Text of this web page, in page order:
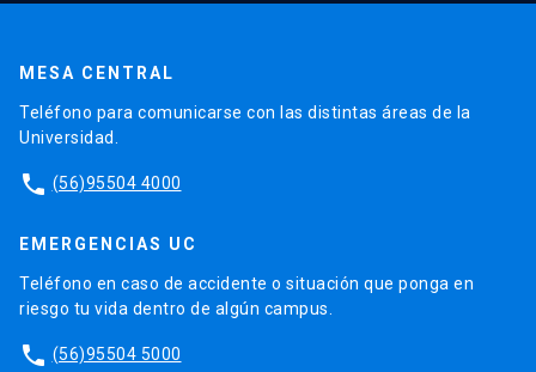
MESA CENTRAL
Teléfono para comunicarse con las distintas áreas de la
Universidad.
phone (56)95504 4000
EMERGENCIAS UC
Teléfono en caso de accidente o situación que ponga en
riesgo tu vida dentro de algún campus.
phone (56)95504 5000